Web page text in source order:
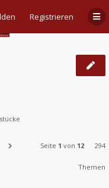
Registrieren
Seite 1 von 12 294
Themen